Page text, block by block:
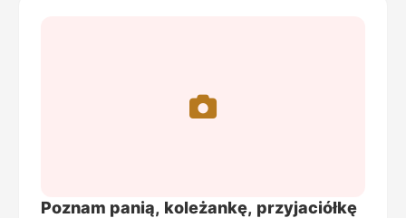
Poznam panią, koleżankę, przyjaciółkę